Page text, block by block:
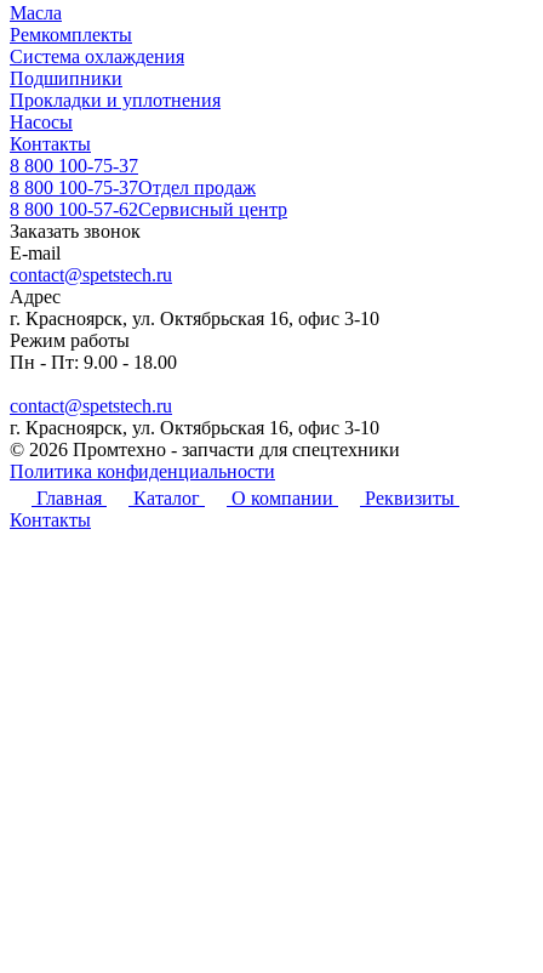
Масла
Ремкомплекты
Система охлаждения
Подшипники
Прокладки и уплотнения
Насосы
Контакты
8 800 100-75-37
8 800 100-75-37Отдел продаж
8 800 100-57-62Сервисный центр
Заказать звонок
E-mail
contact@spetstech.ru
Адрес
г. Красноярск, ул. Октябрьская 16, офис 3-10
Режим работы
Пн - Пт: 9.00 - 18.00
contact@spetstech.ru
г. Красноярск, ул. Октябрьская 16, офис 3-10
© 2026 Промтехно - запчасти для спецтехники
Политика конфиденциальности
Главная
Каталог О компании
Реквизиты
Контакты